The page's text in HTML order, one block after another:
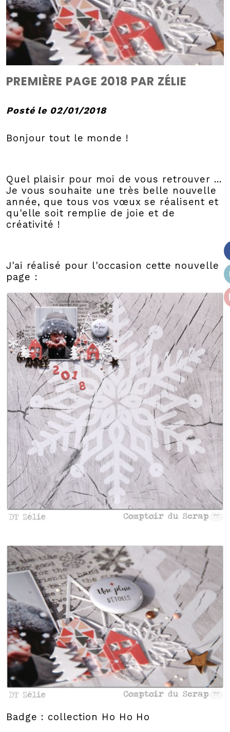
PREMIÈRE PAGE 2018 PAR ZÉLIE
Posté le 02/01/2018
Bonjour tout le monde !
Quel plaisir pour moi de vous retrouver ...
Je vous souhaite une très belle nouvelle
année, que tous vos vœux se réalisent et
qu'elle soit remplie de joie et de
créativité !
J'ai réalisé pour l'occasion cette nouvelle
page :
Badge : collection Ho Ho Ho